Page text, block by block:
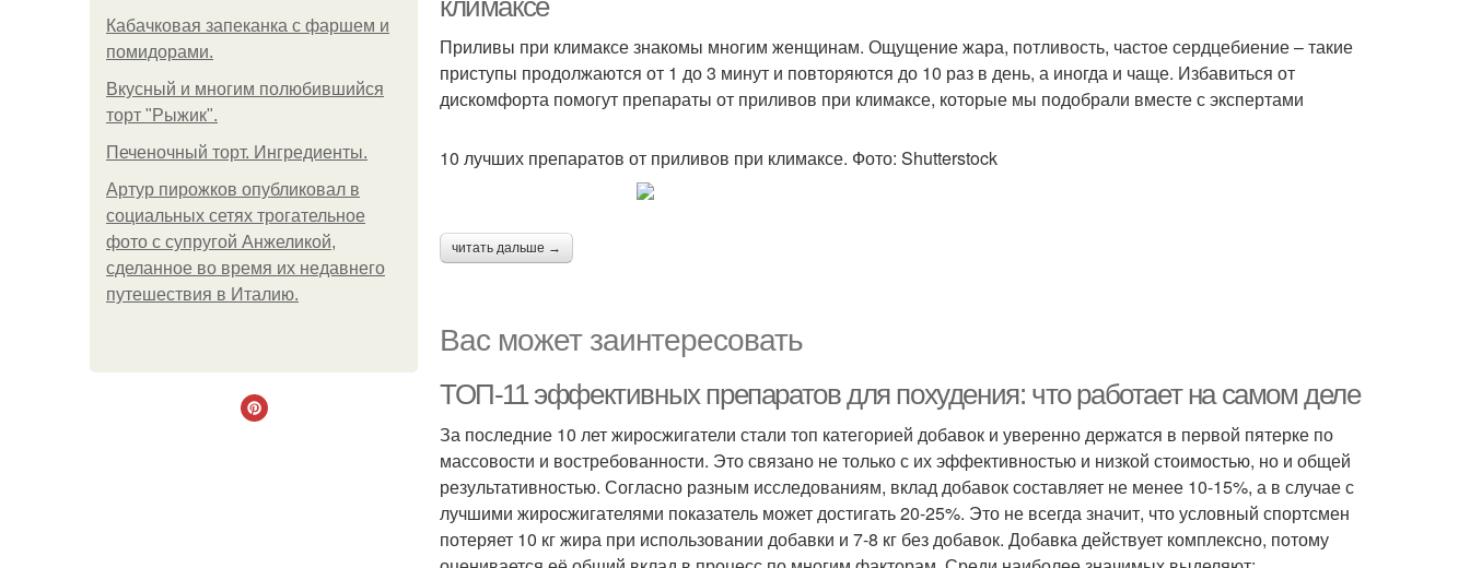
Кабачковая запеканка с фаршем и
помидорами.
Вкусный и многим полюбившийся
торт "Рыжик".
Печеночный торт. Ингредиенты.
Артур пирожков опубликовал в
социальных сетях трогательное
фото с супругой Анжеликой,
сделанное во время их недавнего
путешествия в Италию.
климаксе
Приливы при климаксе знакомы многим женщинам. Ощущение жара, потливость, частое сердцебиение – такие
приступы продолжаются от 1 до 3 минут и повторяются до 10 раз в день, а иногда и чаще. Избавиться от
дискомфорта помогут препараты от приливов при климаксе, которые мы подобрали вместе с экспертами
10 лучших препаратов от приливов при климаксе. Фото: Shutterstock
читать дальше →
Вас может заинтересовать
ТОП-11 эффективных препаратов для похудения: что работает на самом деле
За последние 10 лет жиросжигатели стали топ категорией добавок и уверенно держатся в первой пятерке по
массовости и востребованности. Это связано не только с их эффективностью и низкой стоимостью, но и общей
результативностью. Согласно разным исследованиям, вклад добавок составляет не менее 10-15%, а в случае с
лучшими жиросжигателями показатель может достигать 20-25%. Это не всегда значит, что условный спортсмен
потеряет 10 кг жира при использовании добавки и 7-8 кг без добавок. Добавка действует комплексно, потому